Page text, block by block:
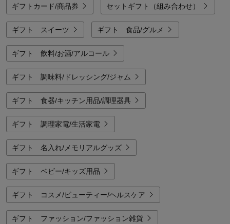
ギフトカード/商品券 セットギフト（組み合わせ）
ギフト スイーツ ギフト 食品/グルメ
ギフト 飲料/お酒/アルコール
ギフト 調味料/ドレッシング/ジャム
ギフト 食器/キッチン用品/調理器具
ギフト 調理家電/生活家電
ギフト 名入れ/メモリアルグッズ
ギフト ベビー/キッズ用品
ギフト コスメ/ビューティー/ヘルスケア
ギフト ファッション/ファッション雑貨